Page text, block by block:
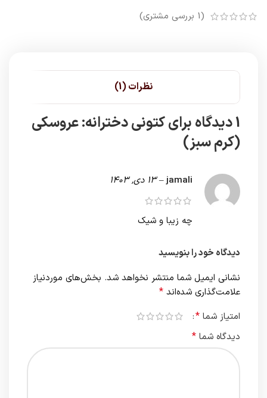
(
1 بررسی مشتری)
نظرات (1)
1 دیدگاه برای
کتونی دخترانه: عروسکی
(کرم سبز)
jamali
– 13 دی, 1403
چه زیبا و شیک
دیدگاه خود را بنویسید
نشانی ایمیل شما منتشر نخواهد شد. بخش‌های موردنیاز
علامت‌گذاری شده‌اند *
امتیاز شما *
دیدگاه شما *